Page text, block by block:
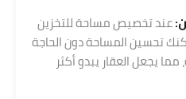
عند تخصيص مساحة للتخزين
تحسين المساحة دون الحاجة
يجعل العقار يبدو أكثر